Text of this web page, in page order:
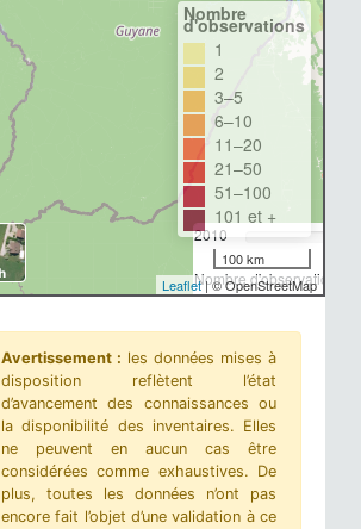
2010
Nombre d'observations-
Nombre
d'observations
1
2
3–5
6–10
11–20
21–50
51–100
101 et +
100 km
Leaflet| © OpenStreetMap
Avertissement : les données mises à
disposition reflètent l’état
d’avancement des connaissances ou
la disponibilité des inventaires. Elles
ne peuvent en aucun cas être
considérées comme exhaustives. De
plus, toutes les données n’ont pas
encore fait l’objet d’une validation à ce